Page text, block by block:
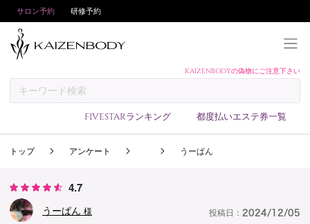
サロン予約 研修予約
KAIZENBODYの偽物にご注意下さい
FIVESTARランキング 都度払いエステ券一覧
予約方法
サロンランキング
トップ アンケート うーぱん
4.7
うーぱん 様 投稿日： 2024/12/05